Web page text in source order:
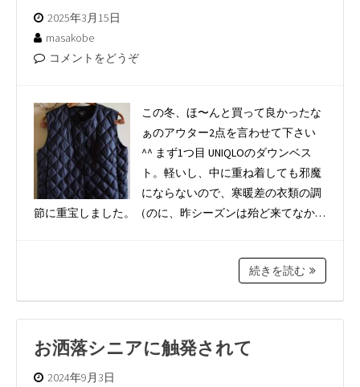
2025年3月15日
masakobe
コメントをどうぞ
この冬、ほ〜んと買って良かったな
ぁのアウター2点を言わせて下さい
^^ まず1つ目 UNIQLOのダウンベス
ト。軽いし、中に重ね着しても邪魔
にならないので、寒暖差の衣類の調
節に重宝しました。（のに、昨シーズンは殆ど来てなか…
続きを読む
お洒落シニアに触発されて
2024年9月3日